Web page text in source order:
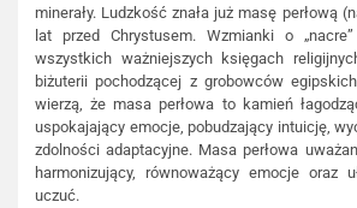
minerały. Ludzkość znała już masę perłową
lat przed Chrystusem. Wzmianki o
wszystkich ważniejszych księgach
biżuterii pochodzącej z grobowców
wierzą, że masa perłowa to kamień
uspokajający emocje, pobudzający intuicję,
zdolności adaptacyjne. Masa perłowa
harmonizujący, równoważący emocje oraz
uczuć.